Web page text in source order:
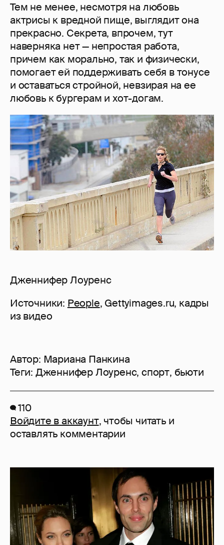
Тем не менее, несмотря на любовь
актрисы к вредной пище, выглядит она
прекрасно. Секрета, впрочем, тут
наверняка нет — непростая работа,
причем как морально, так и физически,
помогает ей поддерживать себя в тонусе
и оставаться стройной, невзирая на ее
любовь к бургерам и хот-догам.
Дженнифер Лоуренс
Источники: People, Gettyimages.ru, кадры
из видео
Автор: Мариана Панкина
Теги: Дженнифер Лоуренс,спорт, бьюти
110
Войдите в аккаунт, чтобы читать и
оставлять комментарии